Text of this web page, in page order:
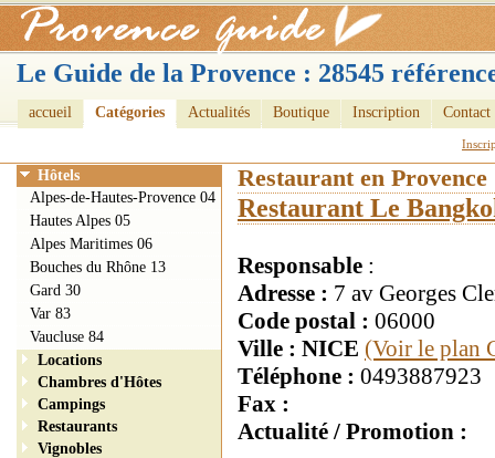
Le Guide de la Provence : 28545
accueil Catégories Actualités Boutique Inscription Contact
Restaurant en Provence
Restaurant Le
Responsable :
Adresse : 7 av Georges
Code postal : 06000
Ville : NICE (Voir le plan
Téléphone : 0493887923
Fax :
Actualité / Promotion :
Hôtels
Alpes-de-Hautes-Provence 04
Hautes Alpes 05
Alpes Maritimes 06
Bouches du Rhône 13
Gard 30
Var 83
Vaucluse 84
Locations
Chambres d'Hôtes
Campings
Restaurants
Vignobles